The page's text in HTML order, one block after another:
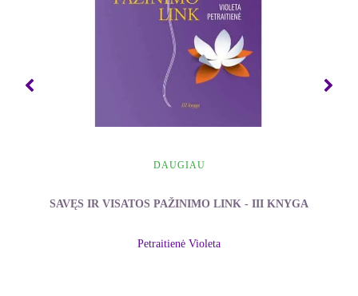
DAUGIAU
SAVĘS IR VISATOS PAŽINIMO LINK - III KNYGA
Petraitienė Violeta